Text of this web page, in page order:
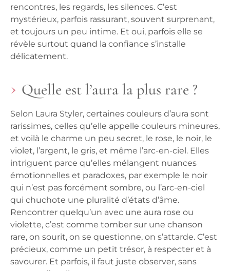
rencontres, les regards, les silences. C’est
mystérieux, parfois rassurant, souvent surprenant,
et toujours un peu intime. Et oui, parfois elle se
révèle surtout quand la confiance s’installe
délicatement.
Quelle est l’aura la plus rare ?
Selon Laura Styler, certaines couleurs d’aura sont
rarissimes, celles qu’elle appelle couleurs mineures,
et voilà le charme un peu secret, le rose, le noir, le
violet, l’argent, le gris, et même l’arc-en-ciel. Elles
intriguent parce qu’elles mélangent nuances
émotionnelles et paradoxes, par exemple le noir
qui n’est pas forcément sombre, ou l’arc-en-ciel
qui chuchote une pluralité d’états d’âme.
Rencontrer quelqu’un avec une aura rose ou
violette, c’est comme tomber sur une chanson
rare, on sourit, on se questionne, on s’attarde. C’est
précieux, comme un petit trésor, à respecter et à
savourer. Et parfois, il faut juste observer, sans